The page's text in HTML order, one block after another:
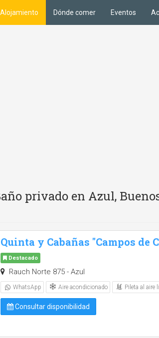
Alojamiento Dónde comer Eventos
privado en Azul,
Quinta y Cabañas "Campos de
Destacado
Rauch Norte 875 - Azul
WhatsApp Aire acondicionado Pileta al aire
Consultar disponibilidad